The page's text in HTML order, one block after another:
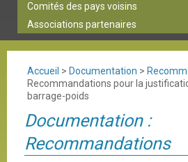
Comités des pays voisins
Associations partenaires
Accueil > Documentation >
Recommandations pour la
barrage-poids
Documentation :
Recommandations